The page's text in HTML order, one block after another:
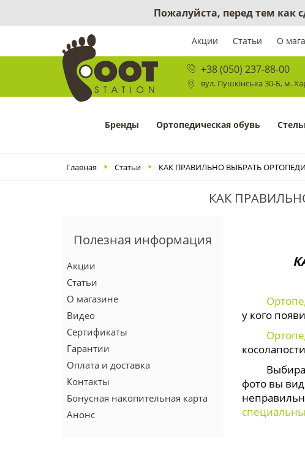
Пожалуйста, перед тем как
Акции Статьи О
+38 (050) 237-88-00
вул. Пушкінська 30-Б, м.
Бренды Ортопедическая обувь
Главная Статьи КАК ПРАВИЛЬНО ВЫБРАТЬ
КАК
Полезная информация
Акции
Статьи
О магазине
Видео
Сертификаты
Гарантии
Оплата и доставка
Контакты
Бонусная накопительная карта
Анонс
у кого
фото вы